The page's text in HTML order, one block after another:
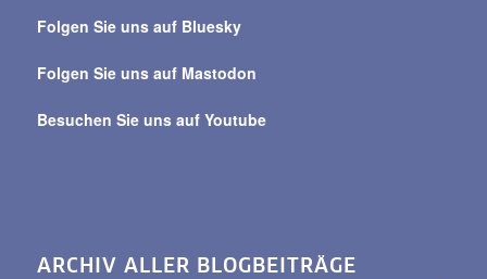
Folgen Sie uns auf Bluesky
Folgen Sie uns auf Mastodon
Besuchen Sie uns auf Youtube
ARCHIV ALLER BLOGBEITRÄGE